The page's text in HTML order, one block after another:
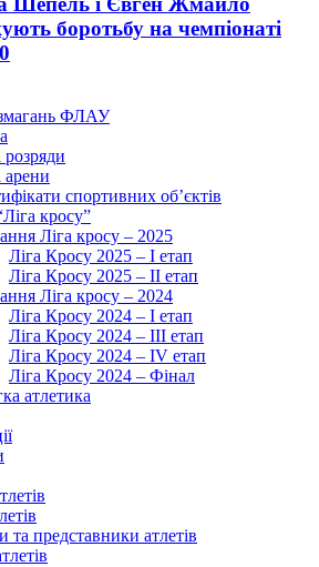
боротьбу на чемпіонаті
ФЛАУ
арени
спортивних об’єктів
кросу”
Ліга кросу – 2025
Ліга Кросу 2025 – I етап
Ліга Кросу 2025 – II етап
Ліга кросу – 2024
Ліга Кросу 2024 – I етап
Ліга Кросу 2024 – III етап
Ліга Кросу 2024 – IV етап
Ліга Кросу 2024 – Фінал
атлетика
представники атлетів